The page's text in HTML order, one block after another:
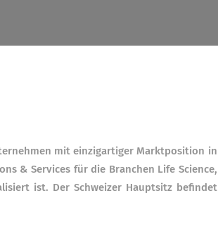
mit einzigartiger Marktposition in
& Services für die Branchen Life Science,
ist. Der Schweizer Hauptsitz befindet